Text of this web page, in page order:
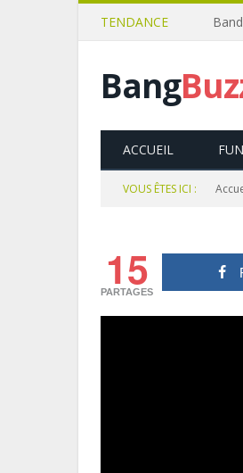
TENDANCE
Bang
ACCUEIL FUN
VOUS ÊTES ICI :
15
PARTAGES